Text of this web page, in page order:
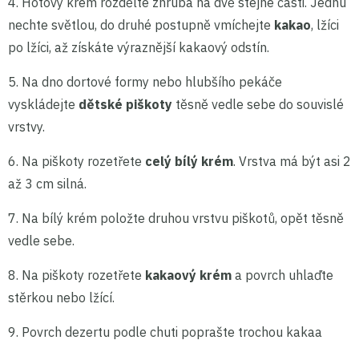
nechte světlou, do druhé postupně vmíchejte kakao, lžíci
po lžíci, až získáte výraznější kakaový odstín.
5. Na dno dortové formy nebo hlubšího pekáče
vyskládejte dětské piškoty těsně vedle sebe do souvislé
vrstvy.
6. Na piškoty rozetřete celý bílý krém. Vrstva má být asi 2
až 3 cm silná.
7. Na bílý krém položte druhou vrstvu piškotů, opět těsně
vedle sebe.
8. Na piškoty rozetřete kakaový krém a povrch uhlaďte
stěrkou nebo lžící.
9. Povrch dezertu podle chuti poprašte trochou kakaa